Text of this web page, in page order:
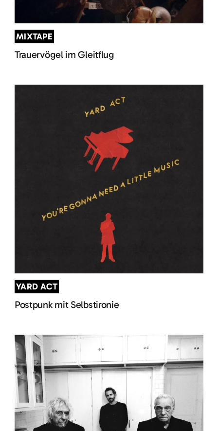
MIXTAPE
Trauervögel im Gleitflug
YARD ACT
Postpunk mit Selbstironie